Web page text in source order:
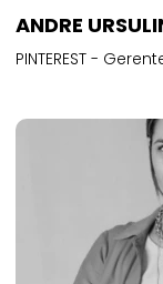
ANDRE
PINTEREST -